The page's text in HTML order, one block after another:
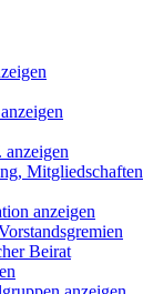
anzeigen
Mitgliedschaften
anzeigen
Beirat